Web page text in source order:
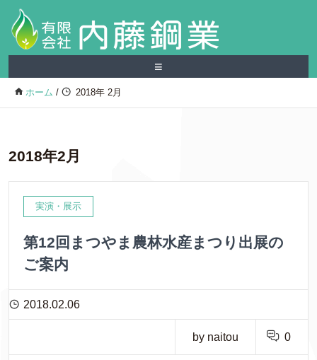
≡
ホーム / 2018年 2月
2018年2月
実演・展示
第12回まつやま農林水産まつり出展の
ご案内
2018.02.06
by naitou 0